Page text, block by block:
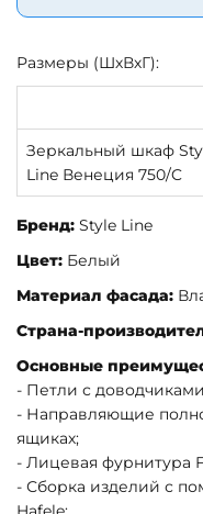
Размеры (ШхВхГ):
Зеркальный шкаф
Line Венеция 750/C
Бренд: Style Line
Цвет: Белый
Материал фасада:
Страна-
Основные
- Петли с
- Направляющие
ящиках;
- Лицевая фурнитура
- Сборка изделий с